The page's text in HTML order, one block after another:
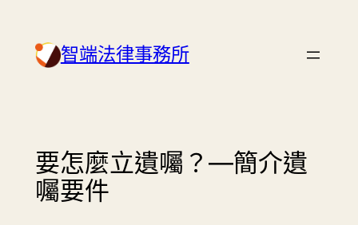
content 智端法律事務所
要怎麼立遺囑？—簡介遺
囑要件